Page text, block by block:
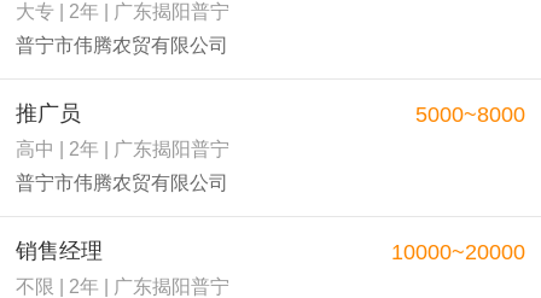
大专 | 2年 | 广东揭阳普宁
普宁市伟腾农贸有限公司
推广员
高中 | 2年 | 广东揭阳普宁
普宁市伟腾农贸有限公司
5000~8000
销售经理
不限 | 2年 | 广东揭阳普宁
10000~20000